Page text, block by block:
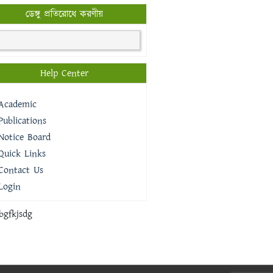
ডেঙ্গু প্রতিরোধে করণীয়
Help Center
Board
Links
Us